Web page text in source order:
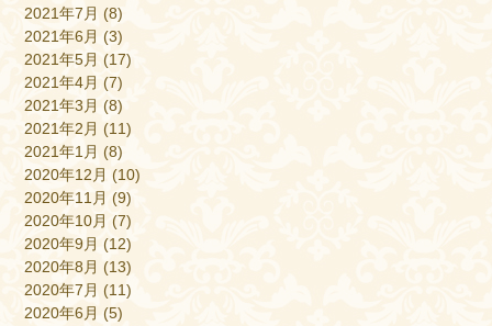
2021年7月 (8)
2021年6月 (3)
2021年5月 (17)
2021年4月 (7)
2021年3月 (8)
2021年2月 (11)
2021年1月 (8)
2020年12月 (10)
2020年11月 (9)
2020年10月 (7)
2020年9月 (12)
2020年8月 (13)
2020年7月 (11)
2020年6月 (5)